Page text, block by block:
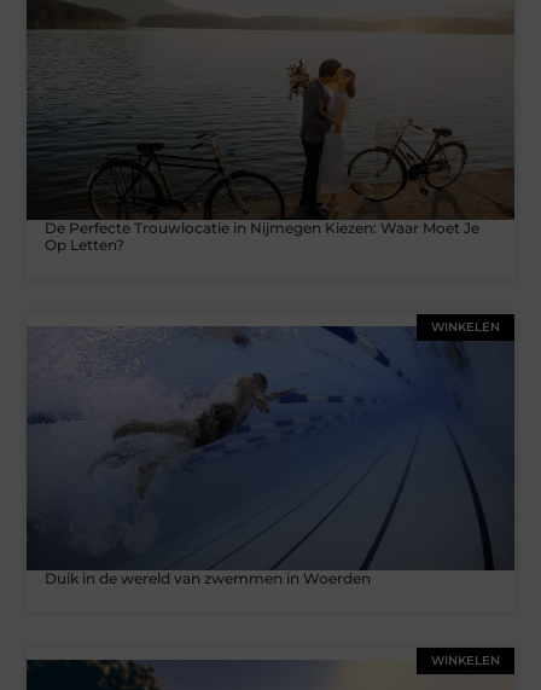
De Perfecte Trouwlocatie in Nijmegen Kiezen: Waar Moet Je
Op Letten?
WINKELEN
Duik in de wereld van zwemmen in Woerden
WINKELEN